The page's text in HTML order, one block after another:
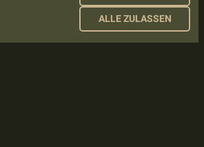
ALLE ZULASSEN